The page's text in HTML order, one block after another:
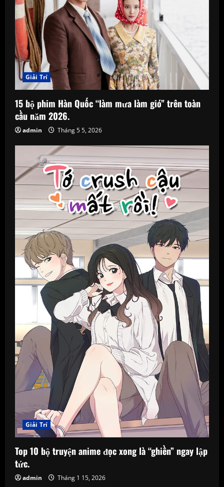
Giải Trí
15 bộ phim Hàn Quốc “làm mưa làm gió” trên toàn
cầu năm 2026.
admin Tháng 5 5, 2026
Giải Trí
Top 10 bộ truyện anime đọc xong là “ghiền” ngay lập
tức.
admin Tháng 1 15, 2026